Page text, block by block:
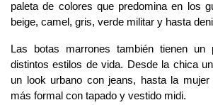
paleta de colores que predomina en los
beige, camel, gris, verde militar y hasta
Las botas marrones también tienen un
distintos estilos de vida. Desde la chica
un look urbano con jeans, hasta la
más formal con tapado y vestido midi.